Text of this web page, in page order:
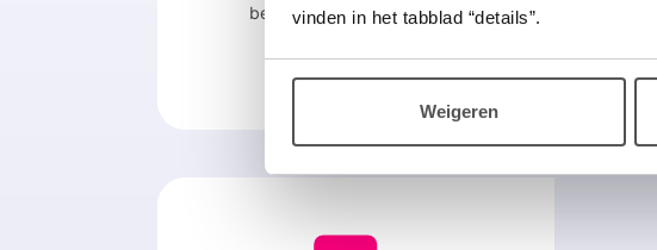
vinden in het tabblad “details”.
Weigeren
bekend, zoals de oorzaak.
Lees verder